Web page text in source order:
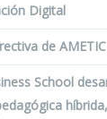
Digital
de AMETIC
School